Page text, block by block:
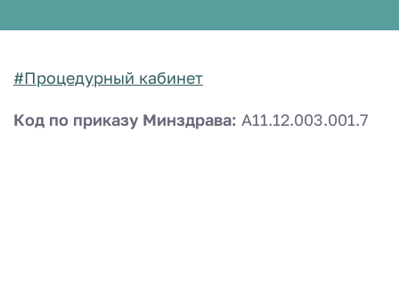
#Процедурный кабинет
Код по приказу Минздрава: A11.12.003.001.7